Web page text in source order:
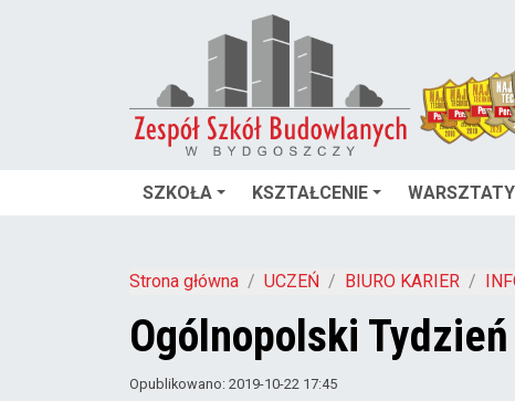
SZKOŁA KSZTAŁCENIE WARSZTATY
Strona główna UCZEŃ BIURO KARIER
Ogólnopolski
Opublikowano: 2019-10-22 17:45